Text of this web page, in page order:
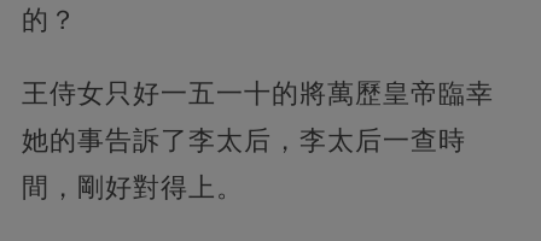
的？
王侍女只好一五一十的將萬歷皇帝臨幸
她的事告訴了李太后，李太后一查時
間，剛好對得上。